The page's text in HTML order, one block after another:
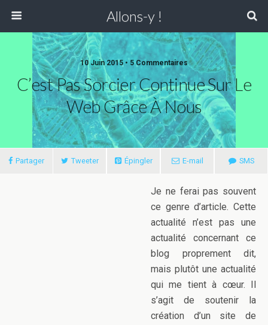
Allons-y !
10 Juin 2015 • 5 Commentaires
C’est Pas Sorcier Continue Sur Le
Web Grâce À Nous
Partager Tweeter Épingler E-mail SMS
Je ne ferai pas souvent
ce genre d’article. Cette
actualité n’est pas une
actualité concernant ce
blog proprement dit,
mais plutôt une actualité
qui me tient à cœur. Il
s’agit de soutenir la
création d’un site de